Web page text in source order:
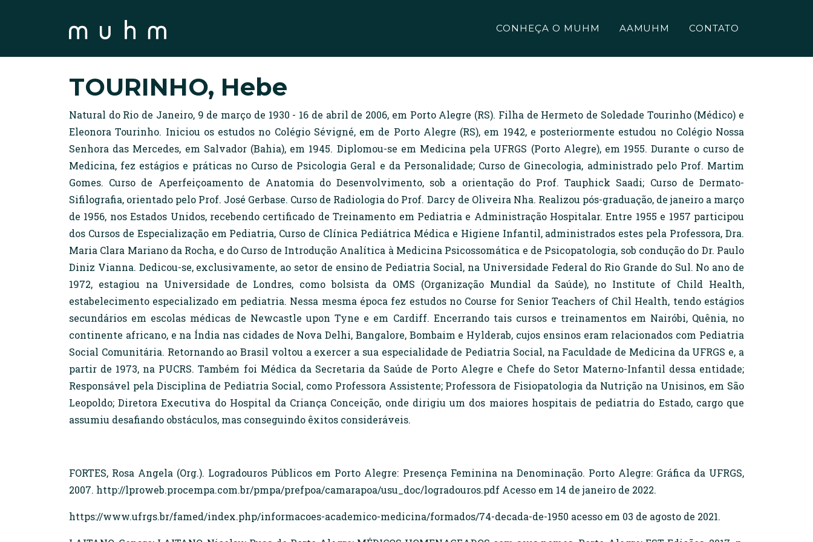
CONHEÇA O MUHM AAMUHM CONTATO
TOURINHO, Hebe
Natural do Rio de Janeiro, 9 de março de 1930 - 16 de abril de 2006, em Porto Alegre (RS). Filha de Hermeto de Soledade Tourinho (Médico) e
Eleonora Tourinho. Iniciou os estudos no Colégio Sévigné, em de Porto Alegre (RS), em 1942, e posteriormente estudou no Colégio Nossa
Senhora das Mercedes, em Salvador (Bahia), em 1945. Diplomou-se em Medicina pela UFRGS (Porto Alegre), em 1955. Durante o curso de
Medicina, fez estágios e práticas no Curso de Psicologia Geral e da Personalidade; Curso de Ginecologia, administrado pelo Prof. Martim
Gomes. Curso de Aperfeiçoamento de Anatomia do Desenvolvimento, sob a orientação do Prof. Tauphick Saadi; Curso de Dermato-
Sifilografia, orientado pelo Prof. José Gerbase. Curso de Radiologia do Prof. Darcy de Oliveira Nha. Realizou pós-graduação, de janeiro a março
de 1956, nos Estados Unidos, recebendo certificado de Treinamento em Pediatria e Administração Hospitalar. Entre 1955 e 1957 participou
dos Cursos de Especialização em Pediatria, Curso de Clínica Pediátrica Médica e Higiene Infantil, administrados estes pela Professora, Dra.
Maria Clara Mariano da Rocha, e do Curso de Introdução Analítica à Medicina Psicossomática e de Psicopatologia, sob condução do Dr. Paulo
Diniz Vianna. Dedicou-se, exclusivamente, ao setor de ensino de Pediatria Social, na Universidade Federal do Rio Grande do Sul. No ano de
1972, estagiou na Universidade de Londres, como bolsista da OMS (Organização Mundial da Saúde), no Institute of Child Health,
estabelecimento especializado em pediatria. Nessa mesma época fez estudos no Course for Senior Teachers of Chil Health, tendo estágios
secundários em escolas médicas de Newcastle upon Tyne e em Cardiff. Encerrando tais cursos e treinamentos em Nairóbi, Quênia, no
continente africano, e na Índia nas cidades de Nova Delhi, Bangalore, Bombaim e Hylderab, cujos ensinos eram relacionados com Pediatria
Social Comunitária. Retornando ao Brasil voltou a exercer a sua especialidade de Pediatria Social, na Faculdade de Medicina da UFRGS e, a
partir de 1973, na PUCRS. Também foi Médica da Secretaria da Saúde de Porto Alegre e Chefe do Setor Materno-Infantil dessa entidade;
Responsável pela Disciplina de Pediatria Social, como Professora Assistente; Professora de Fisiopatologia da Nutrição na Unisinos, em São
Leopoldo; Diretora Executiva do Hospital da Criança Conceição, onde dirigiu um dos maiores hospitais de pediatria do Estado, cargo que
assumiu desafiando obstáculos, mas conseguindo êxitos consideráveis.
FORTES, Rosa Angela (Org.). Logradouros Públicos em Porto Alegre: Presença Feminina na Denominação. Porto Alegre: Gráfica da UFRGS,
2007. http://lproweb.procempa.com.br/pmpa/prefpoa/camarapoa/usu_doc/logradouros.pdf Acesso em 14 de janeiro de 2022.
https://www.ufrgs.br/famed/index.php/informacoes-academico-medicina/formados/74-decada-de-1950 acesso em 03 de agosto de 2021.